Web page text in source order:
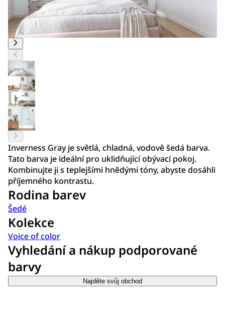
Inverness Gray je světlá, chladná, vodově šedá barva.
Tato barva je ideální pro uklidňující obývací pokoj.
Kombinujte ji s teplejšími hnědými tóny, abyste dosáhli
příjemného kontrastu.
Rodina barev
Šedé
Kolekce
Voice of color
Vyhledání a nákup podporované
barvy
Najděte svůj obchod